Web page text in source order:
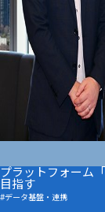
プラットフォーム
目指す
データ基盤・連携